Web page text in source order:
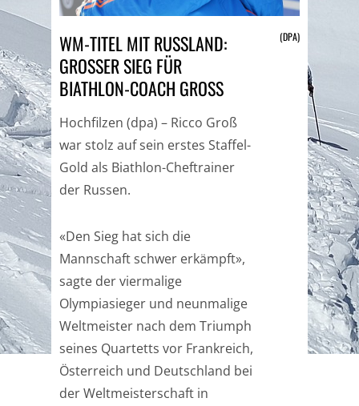
WM-TITEL MIT RUSSLAND:
GROSSER SIEG FÜR B
IATHLON-COACH GROSS
(DPA)
Hochfilzen (dpa) – Ricco Groß
war stolz auf sein erstes Staffel-
Gold als Biathlon-Cheftrainer
der Russen.
«Den Sieg hat sich die
Mannschaft schwer erkämpft»,
sagte der viermalige
Olympiasieger und neunmalige
Weltmeister nach dem Triumph
seines Quartetts vor Frankreich,
Österreich und Deutschland bei
der Weltmeisterschaft in